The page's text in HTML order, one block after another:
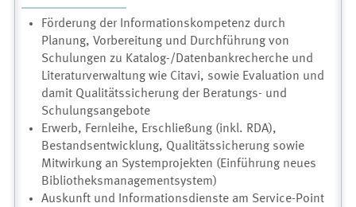
Förderung der Informationskompetenz durch
Planung, Vorbereitung und Durchführung von
Schulungen zu Katalog-/Datenbankrecherche und
Literaturverwaltung wie Citavi, sowie Evaluation und
damit Qualitätssicherung der Beratungs- und
Schulungsangebote
Erwerb, Fernleihe, Erschließung (inkl. RDA),
Bestandsentwicklung, Qualitätssicherung sowie
Mitwirkung an Systemprojekten (Einführung neues
Bibliotheksmanagementsystem)
Auskunft und Informationsdienste am Service-Point